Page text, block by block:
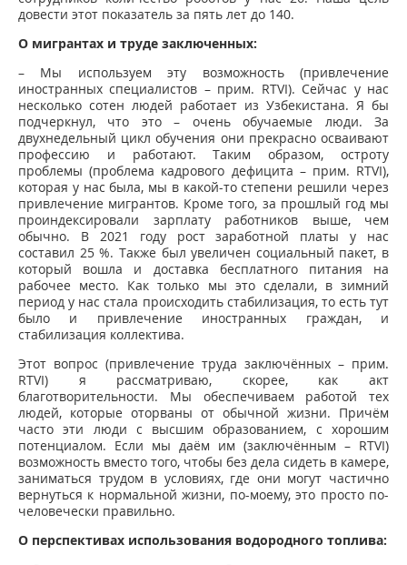
довести этот показатель за пять лет до 140.
О мигрантах и труде заключенных:
– Мы используем эту возможность (привлечение
иностранных специалистов – прим. RTVI). Сейчас у нас
несколько сотен людей работает из Узбекистана. Я бы
подчеркнул, что это – очень обучаемые люди. За
двухнедельный цикл обучения они прекрасно осваивают
профессию и работают. Таким образом, остроту
проблемы (проблема кадрового дефицита – прим. RTVI),
которая у нас была, мы в какой-то степени решили через
привлечение мигрантов. Кроме того, за прошлый год мы
проиндексировали зарплату работников выше, чем
обычно. В 2021 году рост заработной платы у нас
составил 25 %. Также был увеличен социальный пакет, в
который вошла и доставка бесплатного питания на
рабочее место. Как только мы это сделали, в зимний
период у нас стала происходить стабилизация, то есть тут
было и привлечение иностранных граждан, и
стабилизация коллектива.
Этот вопрос (привлечение труда заключённых – прим.
RTVI) я рассматриваю, скорее, как акт
благотворительности. Мы обеспечиваем работой тех
людей, которые оторваны от обычной жизни. Причём
часто эти люди с высшим образованием, с хорошим
потенциалом. Если мы даём им (заключённым – RTVI)
возможность вместо того, чтобы без дела сидеть в камере,
заниматься трудом в условиях, где они могут частично
вернуться к нормальной жизни, по-моему, это просто по-
человечески правильно.
О перспективах использования водородного топлива: